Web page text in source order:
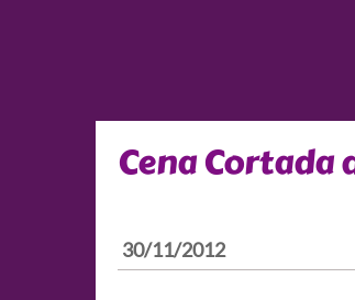
Cena Cortada
30/11/2012